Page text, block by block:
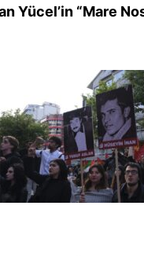
Yücel’in “Mare